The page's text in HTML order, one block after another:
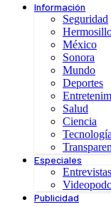
Información
Seguridad
México
Sonora
Mundo
Deportes
Salud
Ciencia
Tecnología
Especiales
Publicidad